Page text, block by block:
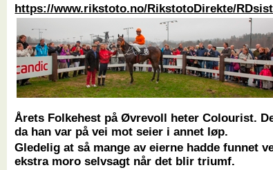
https://www.rikstoto.no/RikstotoDirekte/
Årets Folkehest på Øvrevoll heter Colourist.
da han var på vei mot seier i annet løp.
Gledelig at så mange av eierne hadde funnet
ekstra moro selvsagt når det blir triumf.